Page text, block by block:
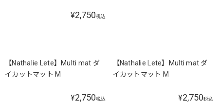
¥2,750税込
【Nathalie Lete】Multi mat ダ
イカットマット M
¥2,750税込
【Nathalie Lete】Multi mat ダ
イカットマット M
¥2,750税込